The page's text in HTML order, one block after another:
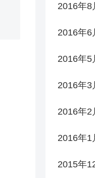
2016年8
2016年6
2016年5
2016年3
2016年2
2016年1
2015年